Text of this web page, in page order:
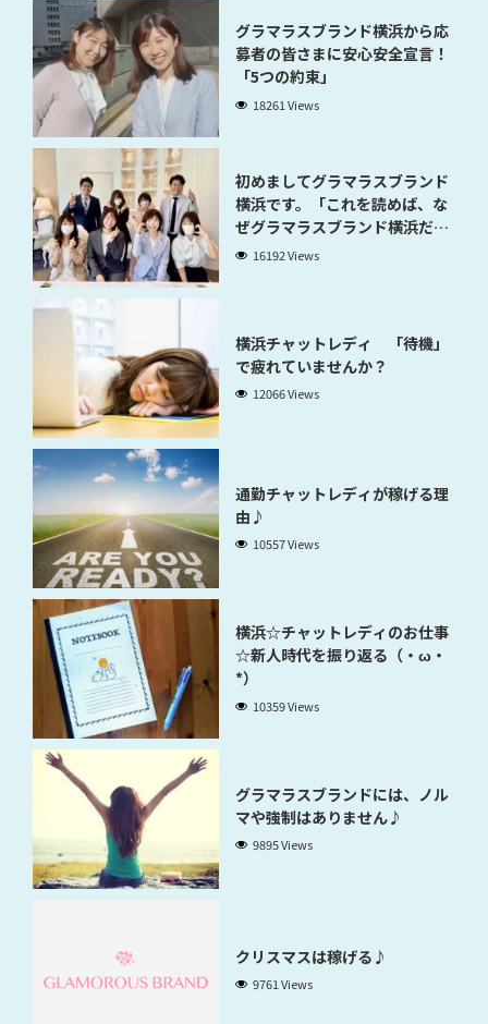
グラマラスブランド横浜から応
募者の皆さまに安心安全宣言！
「5つの約束」
18261 Views
初めましてグラマラスブランド
横浜です。「これを読めば、な
ぜグラマラスブランド横浜だと
稼げるのかが分かります」
16192 Views
横浜チャットレディ 「待機」
で疲れていませんか？
12066 Views
通勤チャットレディが稼げる理
由♪
10557 Views
横浜☆チャットレディのお仕事
☆新人時代を振り返る（・ω・
*）
10359 Views
グラマラスブランドには、ノル
マや強制はありません♪
9895 Views
クリスマスは稼げる♪
9761 Views